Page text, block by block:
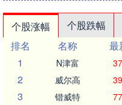
个股涨幅 个股跌幅
排名
名称 最
1
N津富
2 威尔高
3 锴威特